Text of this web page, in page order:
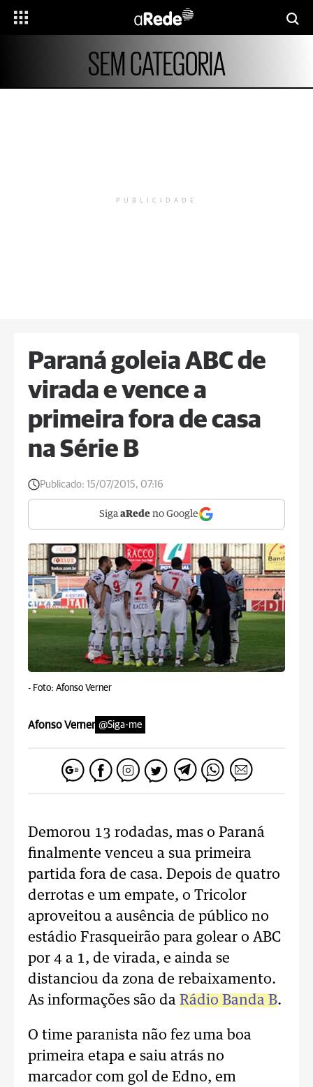
SEM CATEGORIA
PUBLICIDADE
Paraná goleia ABC de
virada e vence a
primeira fora de casa
na Série B
Publicado: 15/07/2015, 07:16
Siga aRede no Google
- Foto: Afonso Verner
Afonso Verner @Siga-me
Demorou 13 rodadas, mas o Paraná
finalmente venceu a sua primeira
partida fora de casa. Depois de quatro
derrotas e um empate, o Tricolor
aproveitou a ausência de público no
estádio Frasqueirão para golear o ABC
por 4 a 1, de virada, e ainda se
distanciou da zona de rebaixamento.
As informações são da Rádio Banda B.
O time paranista não fez uma boa
primeira etapa e saiu atrás no
marcador com gol de Edno, em